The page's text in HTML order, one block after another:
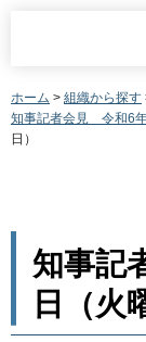
ホーム > 組織から探す
知事記者会見 令和6年
日）
知事記
日（火